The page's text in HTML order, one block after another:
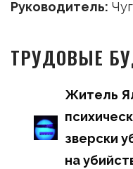
Руководитель:
ТРУДОВЫЕ
Житель
зверски
на